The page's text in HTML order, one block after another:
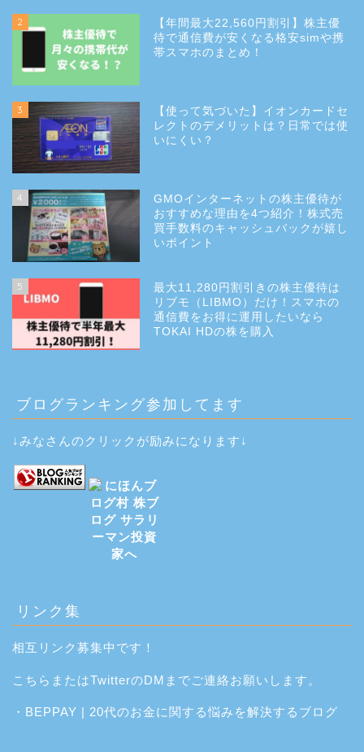
2
【年間最大22,560円割引】株主優
待で通信費が安くなる格安simや携
帯スマホのまとめ！
3
【使って気づいた】イオンカードセ
レクトのデメリットは？日常では使
いにくい？
4
GMOインターネットの株主優待が
おすすめな理由を4つ紹介！株式売
買手数料のキャッシュバックが嬉し
いポイント
5
最大11,280円割引きの株主優待は
リブモ（LIBMO）だけ！スマホの
通信費をお得に運用したいなら
TOKAI HDの株を購入
ブログランキング参加してます
↓みなさんのクリックが励みになります↓
リンク集
相互リンク募集中です！
こちら またはTwitterのDMまでご連絡お願いします。
・ BEPPAY | 20代のお金に関する悩みを解決するブログ